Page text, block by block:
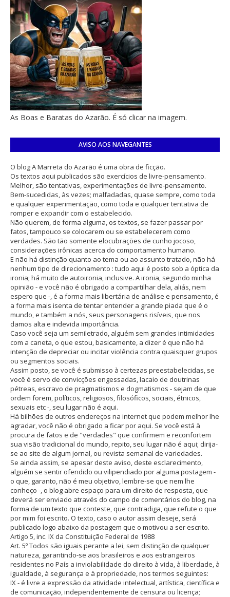
As Boas e Baratas do Azarão. É só clicar na imagem.
AVISO AOS NAVEGANTES
O blog A Marreta do Azarão é uma obra de ficção.
Os textos aqui publicados são exercícios de livre-pensamento.
Melhor, são tentativas, experimentações de livre-pensamento.
Bem-sucedidas, às vezes; malfadadas, quase sempre, como toda
e qualquer experimentação, como toda e qualquer tentativa de
romper e expandir com o estabelecido.
Não querem, de forma alguma, os textos, se fazer passar por
fatos, tampouco se colocarem ou se estabelecerem como
verdades. São tão somente elocubrações de cunho jocoso,
considerações irônicas acerca do comportamento humano.
E não há distinção quanto ao tema ou ao assunto tratado, não há
nenhum tipo de direcionamento : tudo aqui é posto sob a óptica da
ironia; há muito de autoironia, inclusive. A ironia, segundo minha
opinião - e você não é obrigado a compartilhar dela, aliás, nem
espero que -, é a forma mais libertária de análise e pensamento, é
a forma mais isenta de tentar entender a grande piada que é o
mundo, e também a nós, seus personagens risíveis, que nos
damos alta e indevida importância.
Caso você seja um semiletrado, alguém sem grandes intimidades
com a caneta, o que estou, basicamente, a dizer é que não há
intenção de depreciar ou incitar violência contra quaisquer grupos
ou segmentos sociais.
Assim posto, se você é submisso à certezas preestabelecidas, se
você é servo de convicções engessadas, lacaio de doutrinas
pétreas, escravo de pragmatismos e dogmatismos - sejam de que
ordem forem, políticos, religiosos, filosóficos, sociais, étnicos,
sexuais etc -, seu lugar não é aqui.
Há bilhões de outros endereços na internet que podem melhor lhe
agradar, você não é obrigado a ficar por aqui. Se você está à
procura de fatos e de "verdades" que confirmem e reconfortem
sua visão tradicional do mundo, repito, seu lugar não é aqui; dirija-
se ao site de algum jornal, ou revista semanal de variedades.
Se ainda assim, se apesar deste aviso, deste esclarecimento,
alguém se sentir ofendido ou vilipendiado por alguma postagem -
o que, garanto, não é meu objetivo, lembre-se que nem lhe
conheço -, o blog abre espaço para um direito de resposta, que
deverá ser enviado através do campo de comentários do blog, na
forma de um texto que conteste, que contradiga, que refute o que
por mim foi escrito. O texto, caso o autor assim deseje, será
publicado logo abaixo da postagem que o motivou a ser escrito.
Artigo 5, inc. IX da Constituição Federal de 1988
Art. 5º Todos são iguais perante a lei, sem distinção de qualquer
natureza, garantindo-se aos brasileiros e aos estrangeiros
residentes no País a inviolabilidade do direito à vida, à liberdade, à
igualdade, à segurança e à propriedade, nos termos seguintes:
IX - é livre a expressão da atividade intelectual, artística, científica e
de comunicação, independentemente de censura ou licença;